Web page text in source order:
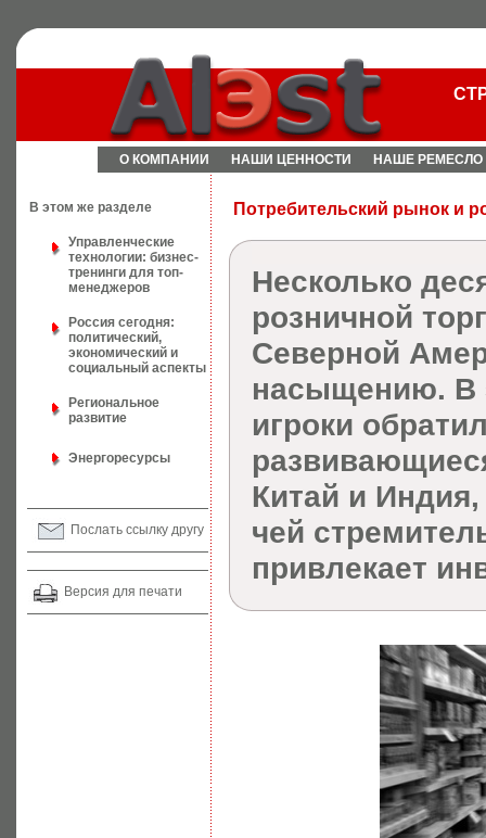
О КОМПАНИИ НАШИ ЦЕННОСТИ НАШЕ РЕМЕСЛО
В этом же разделе
Управленческие
технологии: бизнес-
тренинги для топ-
менеджеров
Россия сегодня:
политический,
экономический и
социальный аспекты
Региональное
развитие
Энергоресурсы
Послать ссылку другу
Версия для печати
Потребительский рынок и
Несколько
розничной
Северной
насыщению. В
игроки
Китай и Индия,
чей
привлекает